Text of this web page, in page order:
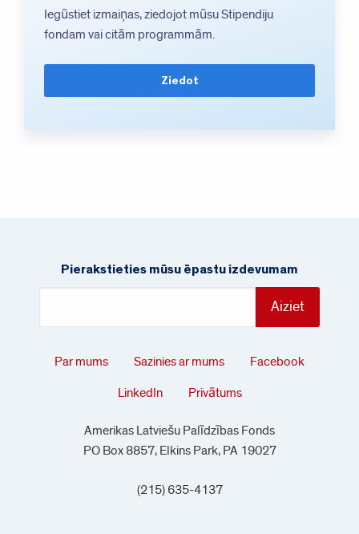
Iegūstiet izmaiņas, ziedojot mūsu Stipendiju
fondam vai citām programmām.
Ziedot
Pierakstieties mūsu ēpastu izdevumam
Par mums Sazinies ar mums
Facebook
LinkedIn
Privātums
Amerikas Latviešu Palīdzības Fonds
PO Box 8857, Elkins Park, PA 19027
(215) 635-4137